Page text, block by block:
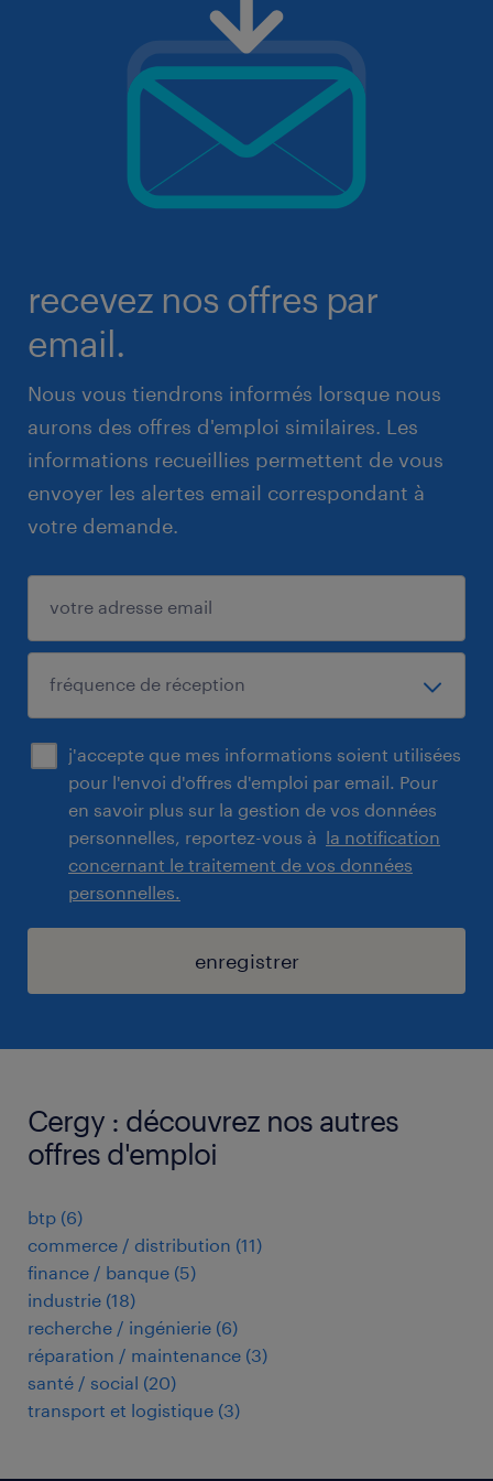
recevez nos offres par
email.
Nous vous tiendrons informés lorsque nous
aurons des offres d'emploi similaires. Les
informations recueillies permettent de vous
envoyer les alertes email correspondant à
votre demande.
j'accepte que mes informations soient utilisées
pour l'envoi d'offres d'emploi par email. Pour
en savoir plus sur la gestion de vos données
personnelles, reportez-vous à la notification
concernant le traitement de vos données
personnelles.
enregistrer
Cergy : découvrez nos autres
offres d'emploi
btp (6)
commerce / distribution (11)
finance / banque (5)
industrie (18)
recherche / ingénierie (6)
réparation / maintenance (3)
santé / social (20)
transport et logistique (3)